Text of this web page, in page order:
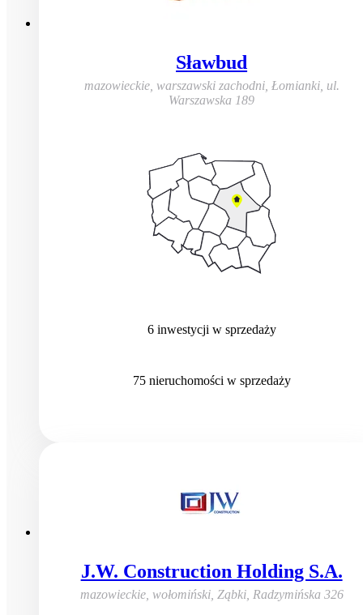
Sławbud
mazowieckie, warszawski zachodni, Łomianki, ul.
Warszawska 189
6 inwestycjiw sprzedaży
75 nieruchomości w sprzedaży
J.W. Construction Holding S.A.
mazowieckie, wołomiński, Ząbki, Radzymińska 326